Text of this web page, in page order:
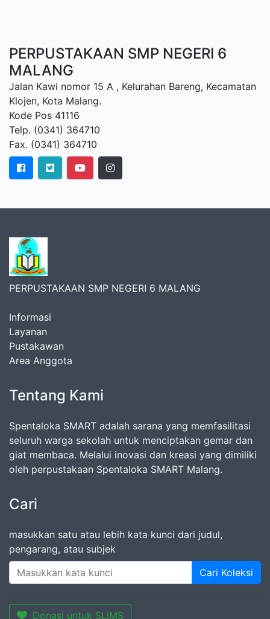
PERPUSTAKAAN SMP NEGERI 6
MALANG
Jalan Kawi nomor 15 A , Kelurahan Bareng, Kecamatan
Klojen, Kota Malang.
Kode Pos 41116
Telp. (0341) 364710
Fax. (0341) 364710
PERPUSTAKAAN SMP NEGERI 6 MALANG
Informasi
Layanan
Pustakawan
Area Anggota
Tentang Kami
Spentaloka SMART adalah sarana yang memfasilitasi
seluruh warga sekolah untuk menciptakan gemar dan
giat membaca. Melalui inovasi dan kreasi yang dimiliki
oleh perpustakaan Spentaloka SMART Malang.
Cari
masukkan satu atau lebih kata kunci dari judul,
pengarang, atau subjek
Cari Koleksi
Donasi untuk SLiMS